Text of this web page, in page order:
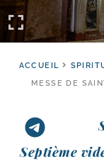
ACCUEIL
MESSE DE
Septième